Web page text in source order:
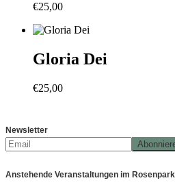
€25,00
Gloria Dei
€25,00
Newsletter
Anstehende Veranstaltungen im